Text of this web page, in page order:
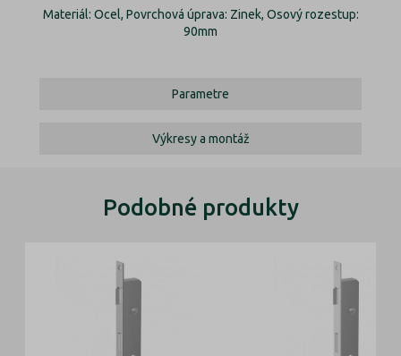
Materiál: Ocel, Povrchová úprava: Zinek, Osový rozestup:
90mm
Parametre
Výkresy a montáž
Podobné produkty